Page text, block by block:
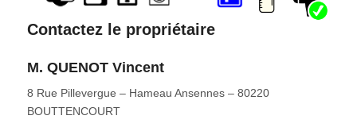
Contactez le propriétaire
M. QUENOT Vincent
8 Rue Pillevergue – Hameau Ansennes – 80220
BOUTTENCOURT